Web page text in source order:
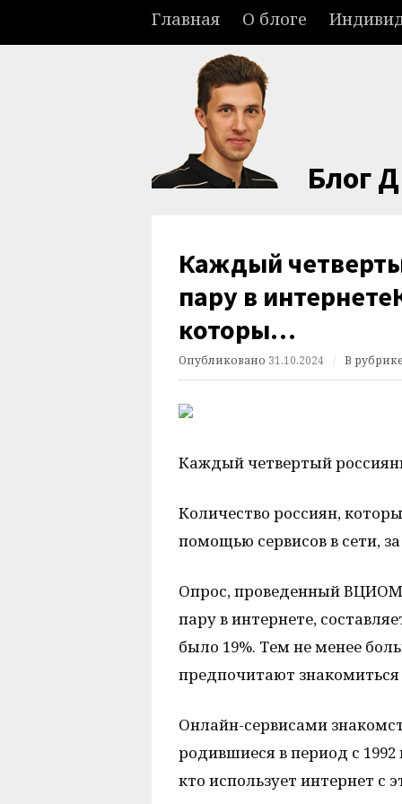
Главная О блоге
Блог
Каждый
пару в
которы…
Опубликовано 31.10.2024 / В рубрике
Каждый четвертый
Количество россиян,
помощью сервисов в сети,
Опрос, проведенный ВЦИОМ,
пару в интернете,
было 19%. Тем не менее
предпочитают
Онлайн-сервисами
родившиеся в период с
кто использует интернет с